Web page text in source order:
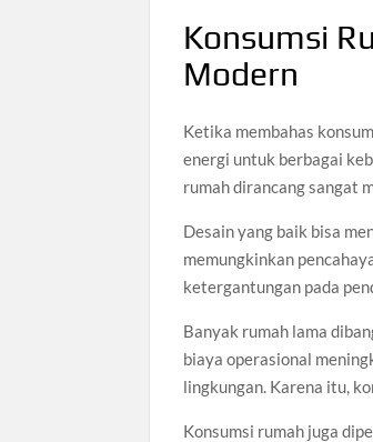
Konsumsi
Modern
Ketika membahas
energi untuk berbagai
rumah dirancang sangat
Desain yang baik bisa
memungkinkan
ketergantungan pada
Banyak rumah lama
biaya operasional
lingkungan. Karena itu,
Konsumsi rumah juga